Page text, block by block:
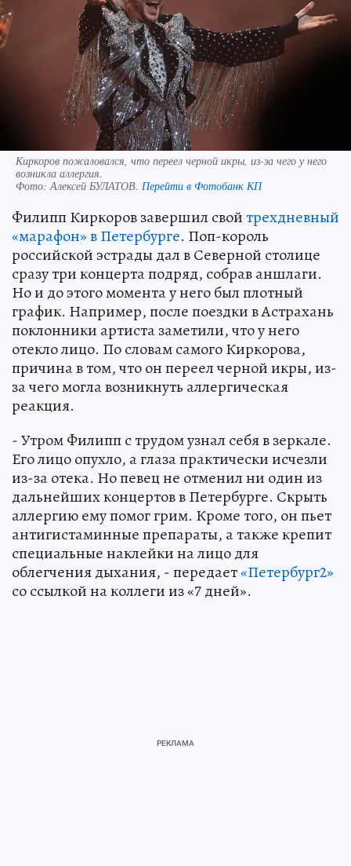
Киркоров пожаловался, что переел черной икры, из-за чего у него
возникла аллергия.
Фото:Алексей БУЛАТОВ. Перейти в Фотобанк КП
Филипп Киркоров завершил свойтрехдневный
«марафон» в Петербурге. Поп-король
российской эстрады дал в Северной столице
сразу три концерта подряд, собрав аншлаги.
Но и до этого момента у него был плотный
график. Например, после поездки в Астрахань
поклонники артиста заметили, что у него
отекло лицо. По словам самого Киркорова,
причина в том, что он переел черной икры, из-
за чего могла возникнуть аллергическая
реакция.
- Утром Филипп с трудом узнал себя в зеркале.
Его лицо опухло, а глаза практически исчезли
из-за отека. Но певец не отменил ни один из
дальнейших концертов в Петербурге. Скрыть
аллергию ему помог грим. Кроме того, он пьет
антигистаминные препараты, а также крепит
специальные наклейки на лицо для
облегчения дыхания, - передает«Петербург2»
со ссылкой на коллеги из «7 дней».